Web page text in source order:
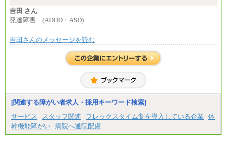
■その他職種共通
月給：25万3,400円～
※20時間を超過した場合は別途支給
中途：
(1)(2)月給：25万3400円～28万5900円
※20時間を超過した場合は別途支給
※試用期間中も給与に変更はございません
吉田 さん
発達障害 (ADHD・ASD)
吉田さんのメッセージを読む
[関連する障がい者求人・採用キーワード検索]
サービス
スタッフ関連 フレックスタイム制を導入している企業
体
幹機能障がい 病院へ通院配慮